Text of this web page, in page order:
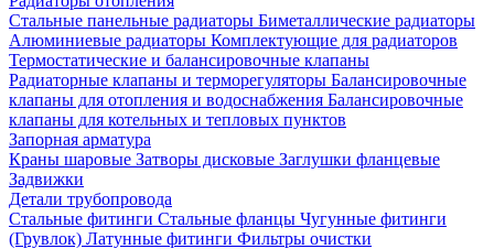
Стальные панельные радиаторы Биметаллические радиаторы
Алюминиевые радиаторы Комплектующие для радиаторов
Термостатические и балансировочные клапаны
Радиаторные клапаны и терморегуляторы Балансировочные
клапаны для отопления и водоснабжения Балансировочные
клапаны для котельных и тепловых пунктов
Запорная арматура
Краны шаровые Затворы дисковые Заглушки фланцевые
Задвижки
Детали трубопровода
Стальные фитинги Стальные фланцы Чугунные фитинги
(Грувлок) Латунные фитинги Фильтры очистки